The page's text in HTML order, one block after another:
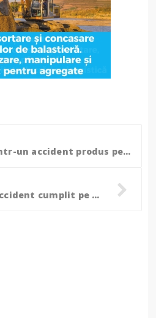
Tânăr mort într-un accident produs pe ruta Botoșani – Suceava. S-ar fi izbit într-un cap de pod și a rămas blocat între fiare (fotogalerie)
Duminica neagră: Accident cumplit pe calea ferată, doi adulți și doi copii au murit